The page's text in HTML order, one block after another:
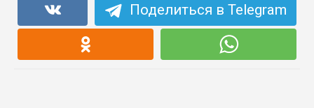
Поделиться в Telegram